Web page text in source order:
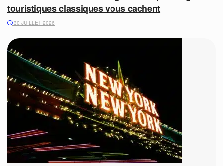
touristiques classiques vous cachent
30 JUILLET 2026